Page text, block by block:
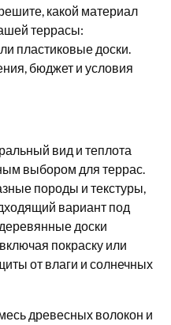
какой материал
террасы:
пластиковые доски.
бюджет и условия
вид и теплота
выбором для террас.
породы и текстуры,
вариант под
доски
покраску или
от влаги и солнечных
древесных волокон и